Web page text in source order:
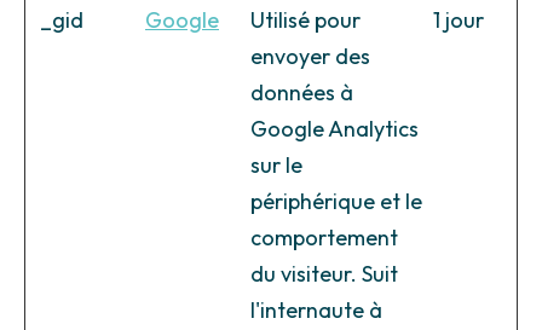
_gid Google
Utilisé pour
envoyer des
données à
Google Analytics
sur le
périphérique et le
comportement
du visiteur. Suit
l'internaute à
1 jour